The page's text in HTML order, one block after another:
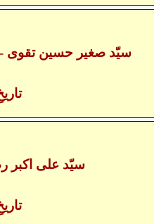
- سیّد صغیر حسین تقوی
-
- سیّد علی اکبر
-